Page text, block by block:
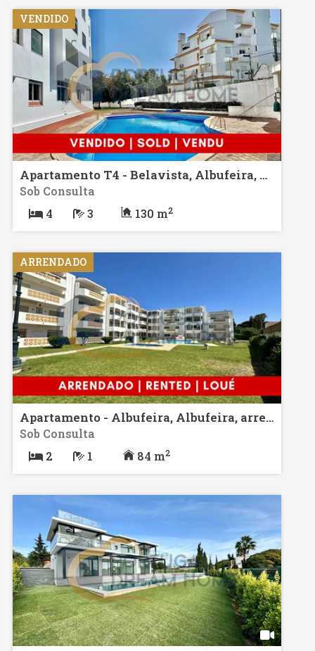
VENDIDO
Apartamento T4 - Belavista, Albufeira, venda
Sob Consulta
4
3 130 m2
ARRENDADO
Apartamento - Albufeira, Albufeira, arrendamento
Sob Consulta
2
1 84 m2